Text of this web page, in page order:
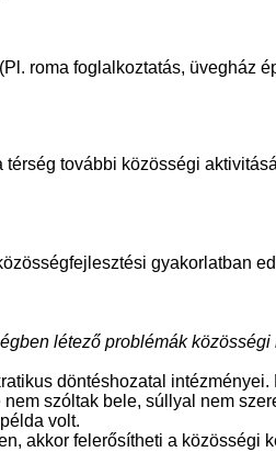
roma foglalkoztatás, üvegház
további közösségi
gyakorlatban
létező problémák
döntéshozatal
szóltak bele, súllyal nem
volt.
akkor felerősítheti a